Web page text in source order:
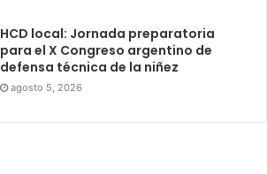
HCD local: Jornada preparatoria
para el X Congreso argentino de
defensa técnica de la niñez
agosto 5, 2026